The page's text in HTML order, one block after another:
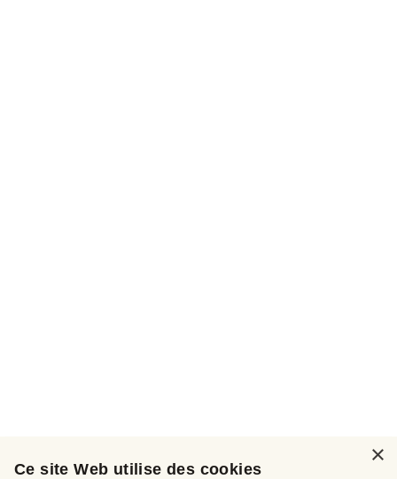
×
Ce site Web utilise des cookies